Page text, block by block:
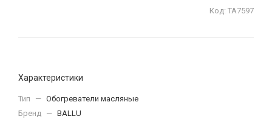
Код: ТА7597
Характеристики
Тип — Обогреватели масляные
Бренд — BALLU